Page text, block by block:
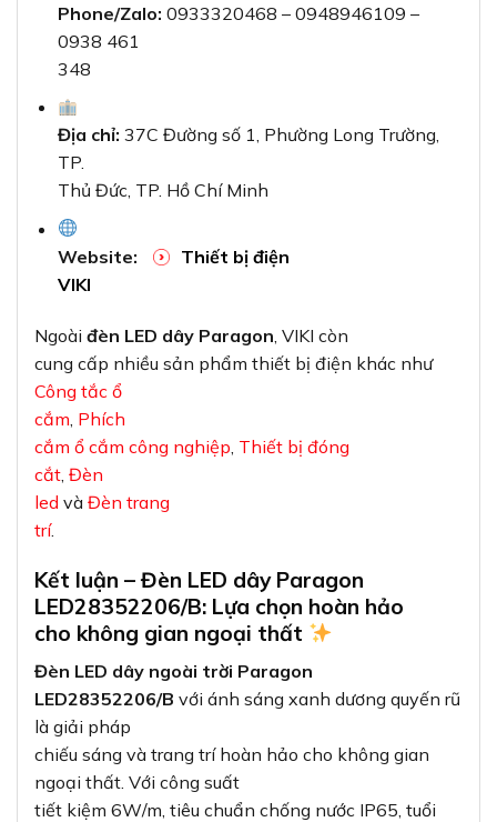
Phone/Zalo: 0933320468 – 0948946109 –
0938 461
348
Địa chỉ: 37C Đường số 1, Phường Long Trường,
TP.
Thủ Đức, TP. Hồ Chí Minh
Website:
Thiết bị điện
VIKI
Ngoài đèn LED dây Paragon , VIKI còn
cung cấp nhiều sản phẩm thiết bị điện khác như
Công tắc ổ
cắm Phích
cắm ổ cắm công nghiệp Thiết bị đóng
cắt Đèn
led và Đèn trang
trí.
Kết luận – Đèn LED dây Paragon
LED28352206/B: Lựa chọn hoàn hảo
cho không gian ngoại thất
Đèn LED dây ngoài trời Paragon
LED28352206/B với ánh sáng xanh dương quyến rũ
là giải pháp
chiếu sáng và trang trí hoàn hảo cho không gian
ngoại thất. Với công suất
tiết kiệm 6W/m, tiêu chuẩn chống nước IP65, tuổi